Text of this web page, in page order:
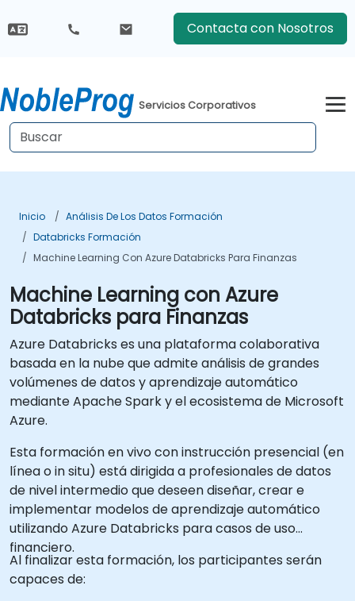
Contacta con Nosotros
Servicios Corporativos
Inicio
Análisis De Los Datos Formación
Databricks Formación
Machine Learning Con Azure Databricks Para Finanzas
Machine Learning con Azure
Databricks para Finanzas
Azure Databricks es una plataforma colaborativa
basada en la nube que admite análisis de grandes
volúmenes de datos y aprendizaje automático
mediante Apache Spark y el ecosistema de Microsoft
Azure.
Esta formación en vivo con instrucción presencial (en
línea o in situ) está dirigida a profesionales de datos
de nivel intermedio que deseen diseñar, crear e
implementar modelos de aprendizaje automático
utilizando Azure Databricks para casos de uso
financiero.
Al finalizar esta formación, los participantes serán
capaces de: